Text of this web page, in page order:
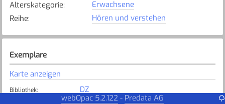
Alterskategorie:
Erwachsene
Reihe: Hören und verstehen
Exemplare
Karte anzeigen
Bibliothek: DZ
Verfügbar
webOpac 5.2.122 - Predata AG